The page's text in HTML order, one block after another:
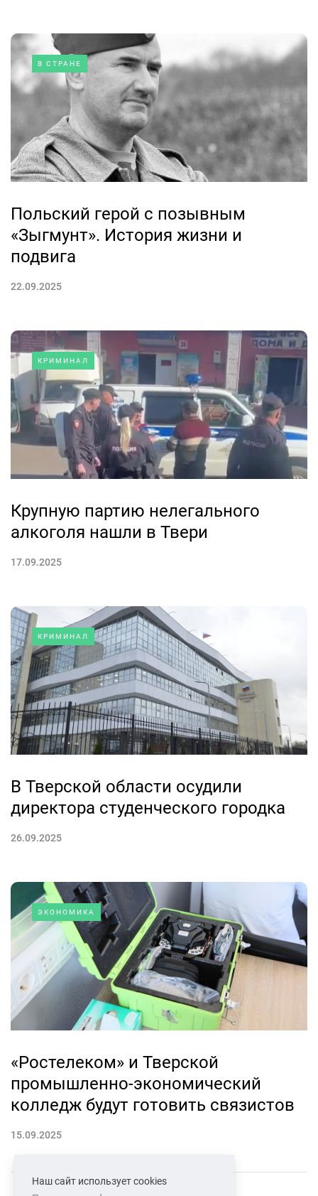
В СТРАНЕ
Польский герой с позывным
«Зыгмунт». История жизни и
подвига
22.09.2025
КРИМИНАЛ
Крупную партию нелегального
алкоголя нашли в Твери
17.09.2025
КРИМИНАЛ
В Тверской области осудили
директора студенческого городка
26.09.2025
ЭКОНОМИКА
«Ростелеком» и Тверской
промышленно-экономический
колледж будут готовить связистов
15.09.2025
Наш сайт использует cookies